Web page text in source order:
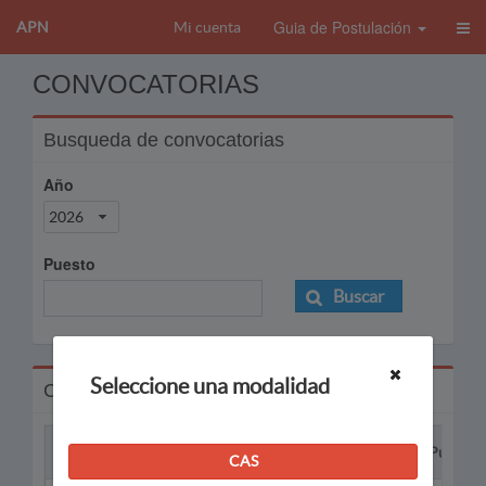
APN Mi cuenta Guia de Postulación
CONVOCATORIAS
Busqueda de convocatorias
Año
2026
Puesto
Buscar
Convocatorias
Puesto
Seleccione una modalidad
CAS